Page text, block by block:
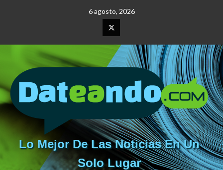
6 agosto, 2026
Elemento
del
menú
Lo Mejor De Las Noticias En Un
Solo Lugar